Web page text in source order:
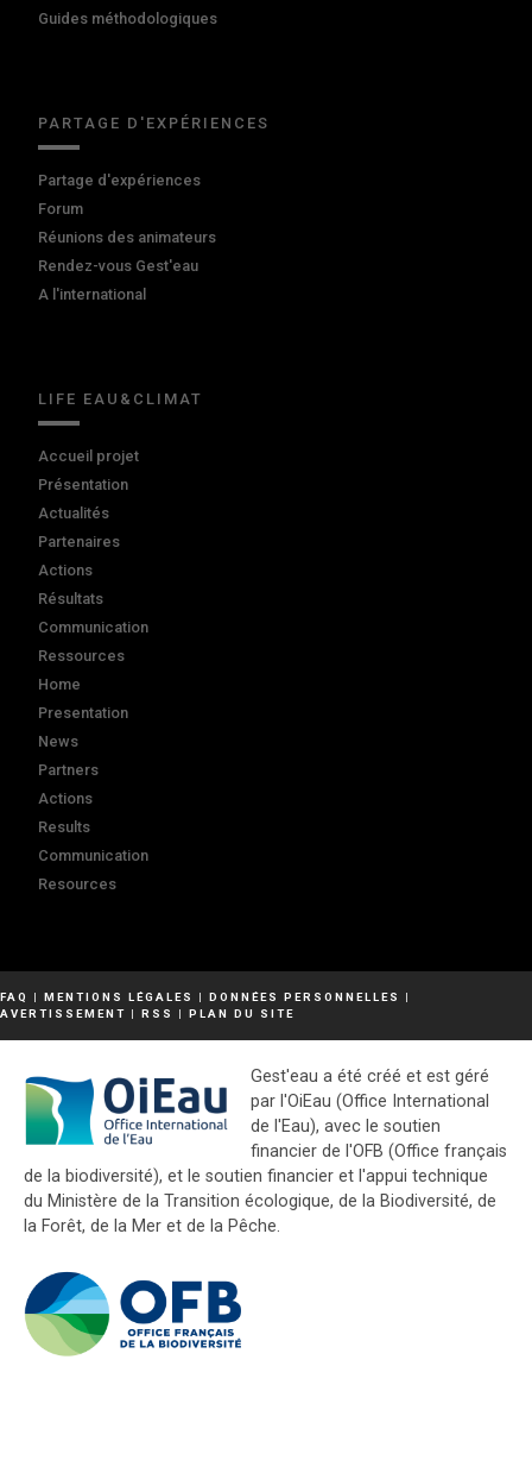
Guides méthodologiques
PARTAGE D'EXPÉRIENCES
Partage d'expériences
Forum
Réunions des animateurs
Rendez-vous Gest'eau
A l'international
LIFE EAU&CLIMAT
Accueil projet
Présentation
Actualités
Partenaires
Actions
Résultats
Communication
Ressources
Home
Presentation
News
Partners
Actions
Results
Communication
Resources
FAQ | MENTIONS LÉGALES | DONNÉES PERSONNELLES
|
AVERTISSEMENT | RSS | PLAN DU SITE
Gest'eau a été créé et est géré
par l'OiEau (Office International
de l'Eau), avec le soutien
financier de l'OFB (Office français
de la biodiversité), et le soutien financier et l'appui technique
du Ministère de la Transition écologique, de la Biodiversité, de
la Forêt, de la Mer et de la Pêche.